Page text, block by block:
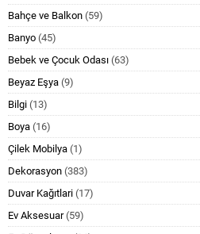
Bahçe ve Balkon (59)
Banyo (45)
Bebek ve Çocuk Odası (63)
Beyaz Eşya (9)
Bilgi (13)
Boya (16)
Çilek Mobilya (1)
Dekorasyon (383)
Duvar Kağıtlari (17)
Ev Aksesuar(59)